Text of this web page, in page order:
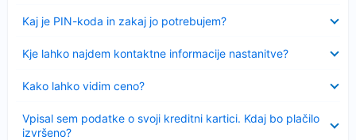
Kaj je PIN-koda in zakaj jo potrebujem?
Kje lahko najdem kontaktne informacije nastanitve?
Kako lahko vidim ceno?
Vpisal sem podatke o svoji kreditni kartici. Kdaj bo plačilo
izvršeno?